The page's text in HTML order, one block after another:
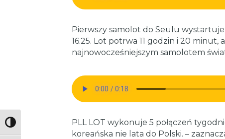
Toggle High Contrast
Pierwszy samolot do Seulu
16.25. Lot potrwa 11 godzin i 20
najnowocześniejszym samolotem
PLL LOT wykonuje 5 połączeń
koreańska nie lata do Polski. –